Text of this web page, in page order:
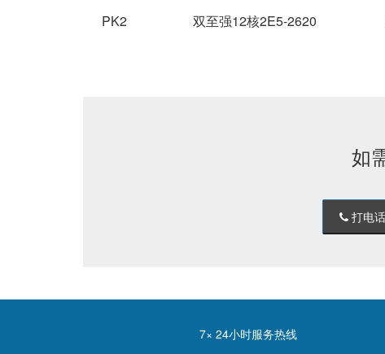
PK2 双至强12核2E5-2620
如
打电
7× 24小时服务热线